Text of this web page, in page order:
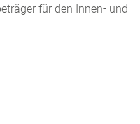
für den Innen- und